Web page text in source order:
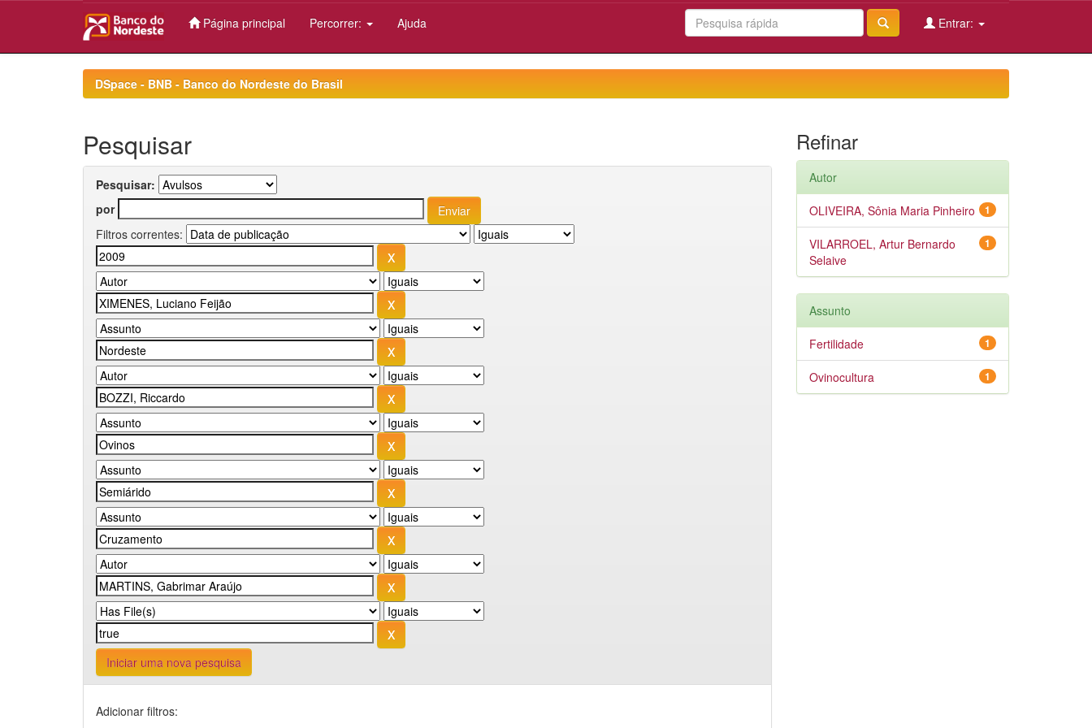
Página principal Percorrer: Ajuda Entrar:
DSpace - BNB - Banco do Nordeste do Brasil
Pesquisar
Pesquisar:
por
Filtros correntes:
Iniciar uma nova pesquisa
Adicionar filtros:
Refinar
Autor
1
OLIVEIRA, Sônia Maria Pinheiro
1
VILARROEL, Artur Bernardo
Selaive
Assunto
1
Fertilidade
1
Ovinocultura